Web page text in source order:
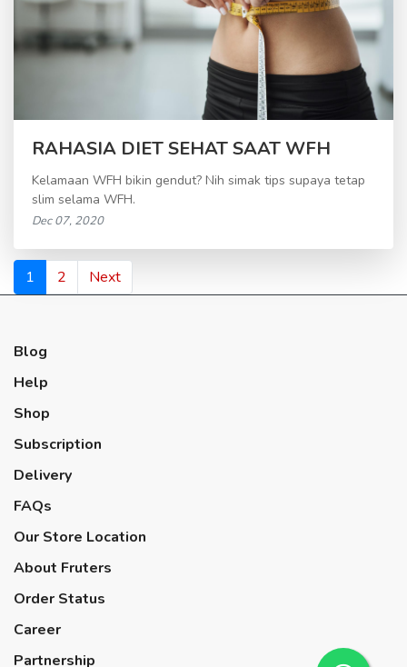
RAHASIA DIET SEHAT SAAT WFH
Kelamaan WFH bikin gendut? Nih simak tips supaya tetap
slim selama WFH.
1 2 Next
Blog
Help
Shop
Subscription
Delivery
FAQs
Our Store Location
About Fruters
Order Status
Career